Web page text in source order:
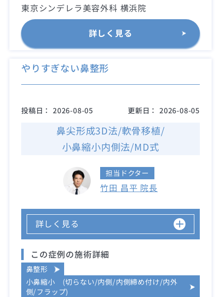
東京シンデレラ美容外科 横浜院
詳しく見る
やりすぎない鼻整形
投稿日： 2026-08-05 更新日： 2026-08-05
鼻尖形成3D法/軟骨移植/
小鼻縮小内側法/MD式
担当ドクター
竹田 昌平 院長
詳しく見る
この症例の施術詳細
鼻整形
小鼻縮小 (切らない/内側/内側締め付け/内外
側/フラップ)